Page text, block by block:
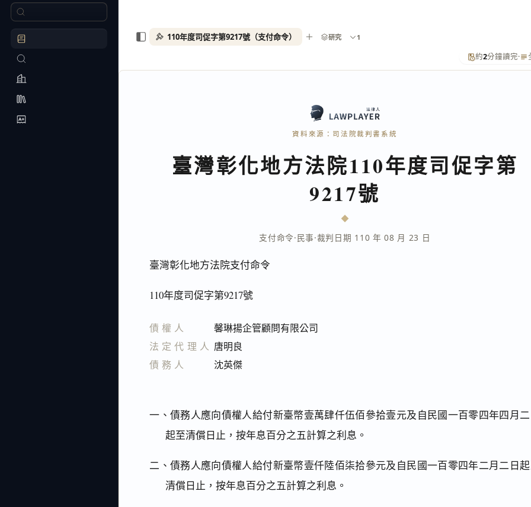
約2分鐘讀完·
資料來源：司法院裁判書系統
臺灣彰化地方法院110年度司促字第
9217號
支付命令·民事·裁判日期 110 年 08 月 23 日
臺灣彰化地方法院支付命令
110年度司促字第9217號
債權人
馨琳揚企管顧問有限公司
法定代理人 唐明良
債務人
沈英傑
一、債務人應向債權人給付新臺幣壹萬肆仟伍佰參拾壹元及自民國一百零四年四月二
起至清償日止，按年息百分之五計算之利息。
二、債務人應向債權人給付新臺幣壹仟陸佰柒拾參元及自民國一百零四年二月二日
清償日止，按年息百分之五計算之利息。
110年度司促字第9217號（支付命令） 研究 1